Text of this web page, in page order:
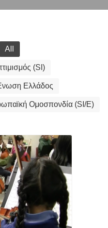
All
(SI)
Ελλάδος
Ομοσπονδία (SI/Ε)